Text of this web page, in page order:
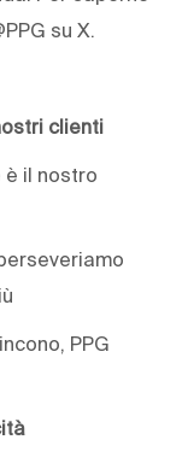
su X.
clienti
è il nostro
PPG